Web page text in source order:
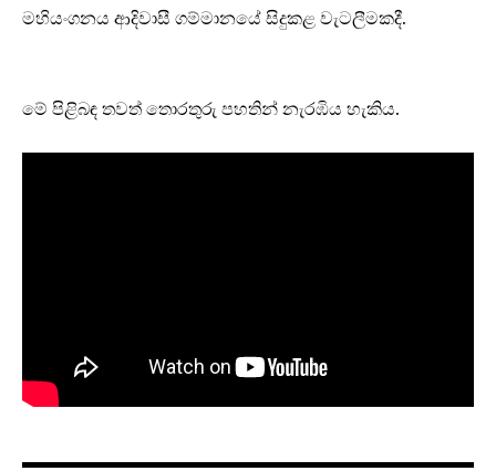
මහියංගනය ආදිවාසී ගම්මානයේ සිදුකළ වැටලීමකදී.
මේ පිළිබඳ තවත් තොරතුරු පහතින් නැරඹිය හැකිය.